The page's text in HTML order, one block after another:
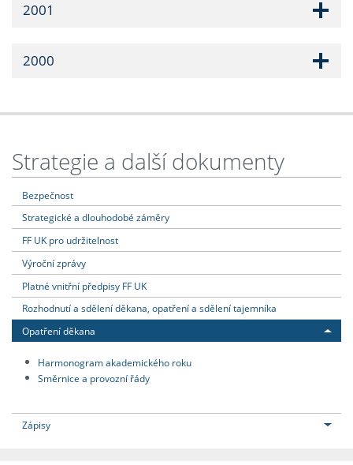
2001
2000
Strategie a další dokumenty
Bezpečnost
Strategické a dlouhodobé záměry
FF UK pro udržitelnost
Výroční zprávy
Platné vnitřní předpisy FF UK
Rozhodnutí a sdělení děkana, opatření a sdělení tajemníka
Opatření děkana
Harmonogram akademického roku
Směrnice a provozní řády
Zápisy